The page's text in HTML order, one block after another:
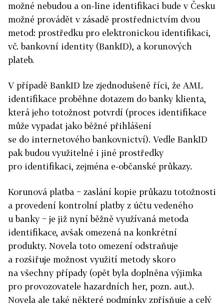
možné nebudou a on-line identifikaci bude v Česku
možné provádět v zásadě prostřednictvím dvou
metod: prostředku pro elektronickou identifikaci,
vč. bankovní identity (BankID), a korunových
plateb.
V případě BankID lze zjednodušeně říci, že AML
identifikace proběhne dotazem do banky klienta,
která jeho totožnost potvrdí (proces identifikace
může vypadat jako běžné přihlášení
se do internetového bankovnictví). Vedle BankID
pak budou využitelné i jiné prostředky
pro identifikaci, zejména e-občanské průkazy.
Korunová platba − zaslání kopie průkazu totožnosti
a provedení kontrolní platby z účtu vedeného
u banky − je již nyní běžně využívaná metoda
identifikace, avšak omezená na konkrétní
produkty. Novela toto omezení odstraňuje
a rozšiřuje možnost využití metody skoro
na všechny případy (opět byla doplněna výjimka
pro provozovatele hazardních her, pozn. aut.).
Novela ale také některé podmínky zpřísňuje a celý